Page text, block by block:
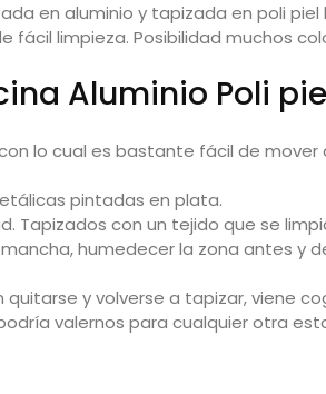
en aluminio y tapizada en poli piel
fácil limpieza. Posibilidad muchos
Aluminio Poli
lo cual es bastante fácil de
pintadas en plata.
Tapizados con un tejido que se
humedecer la zona antes y
y volverse a tapizar, viene
valernos para cualquier otra